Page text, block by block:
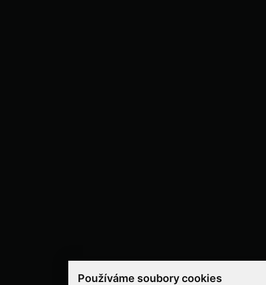
Používáme soubory cookies